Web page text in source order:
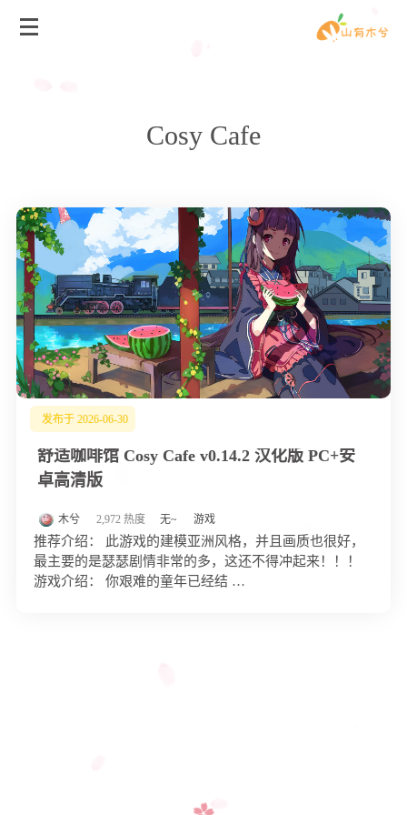
Cosy Cafe
发布于 2026-06-30
舒适咖啡馆 Cosy Cafe v0.14.2 汉化版 PC+安
卓高清版
木兮 2,972 热度 无~ 游戏
推荐介绍： 此游戏的建模亚洲风格，并且画质也很好，
最主要的是瑟瑟剧情非常的多，这还不得冲起来！！！
游戏介绍： 你艰难的童年已经结 …